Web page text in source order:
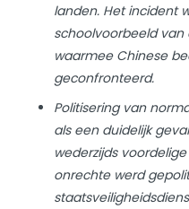
landen. Het incident
schoolvoorbeeld
waarmee Chinese
geconfronteerd.
Politisering van
als een duidelijk
wederzijds
onrechte werd